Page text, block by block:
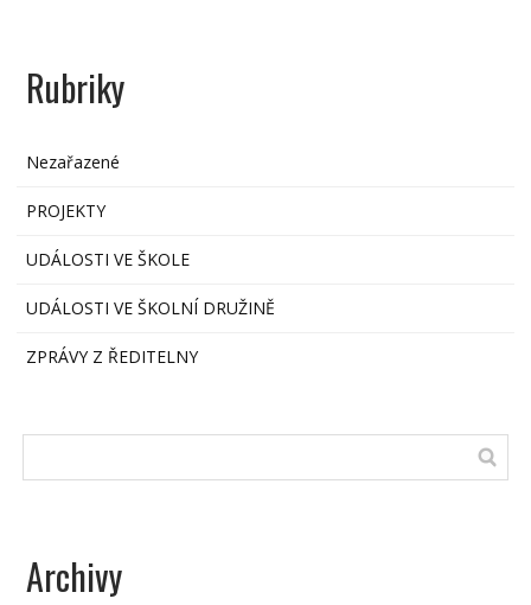
Rubriky
Nezařazené
PROJEKTY
UDÁLOSTI VE ŠKOLE
UDÁLOSTI VE ŠKOLNÍ DRUŽINĚ
ZPRÁVY Z ŘEDITELNY
Archivy